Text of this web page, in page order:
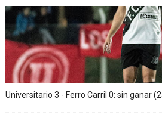
Universitario 3 - Ferro Carril 0: sin ganar